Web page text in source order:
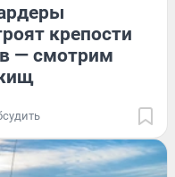
крепости
— смотрим